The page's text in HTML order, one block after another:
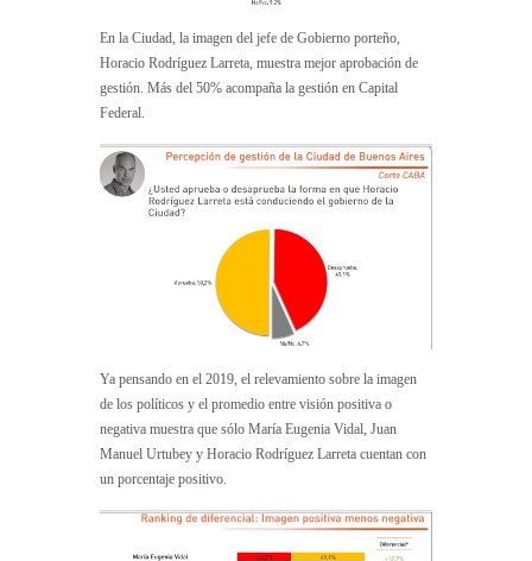
En la Ciudad, la imagen del jefe de Gobierno porteño,
Horacio Rodríguez Larreta, muestra mejor aprobación de
gestión. Más del 50% acompaña la gestión en Capital
Federal.
Ya pensando en el 2019, el relevamiento sobre la imagen
de los políticos y el promedio entre visión positiva o
negativa muestra que sólo María Eugenia Vidal, Juan
Manuel Urtubey y Horacio Rodríguez Larreta cuentan con
un porcentaje positivo.